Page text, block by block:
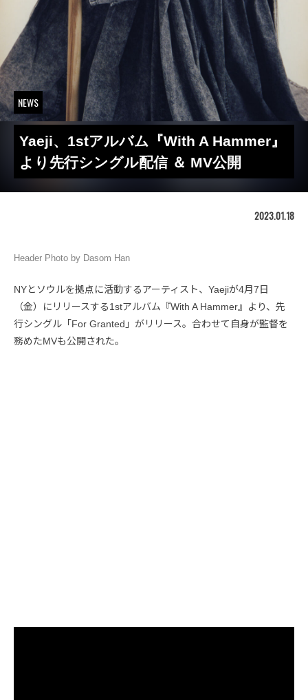
NEWS
Yaeji、1stアルバム『With A Hammer』
より先行シングル配信 ＆ MV公開
2023.01.18
Header Photo by Dasom Han
NYとソウルを拠点に活動するアーティスト、Yaejiが4月7日
（金）にリリースする1stアルバム『With A Hammer』より、先
行シングル「For Granted」がリリース。合わせて自身が監督を
務めたMVも公開された。